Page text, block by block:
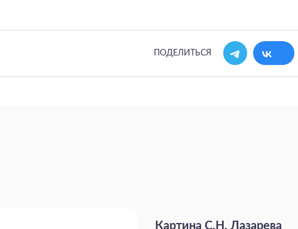
ПОДЕЛИТЬСЯ
Картина С.Н. Лазарева